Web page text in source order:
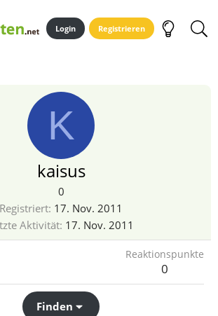
Login Registrieren
K
kaisus
0
Registriert 17. Nov. 2011
Aktivität 17. Nov. 2011
Reaktionspunkte
0
Finden